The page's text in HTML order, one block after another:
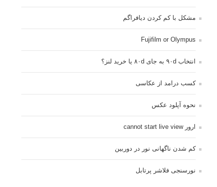
مشکل با کم کردن دیافراگم
Fujifilm or Olympus
انتخاب ۹۰d به جای ۸۰d یا خرید لنز؟
کسب درامد از عکاسی
نحوه آپلود عکس
ارور cannot start live view
کم شدن ناگهانی نور در دوربین
نورسنجی فلاشر پرتابل